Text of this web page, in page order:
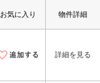
お気に入り 物件詳細
詳細を見る